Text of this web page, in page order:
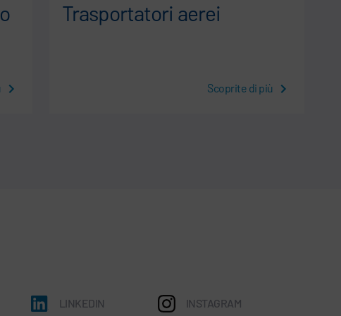
Trasportatori aerei
Scoprite di più
LINKEDIN INSTAGRAM